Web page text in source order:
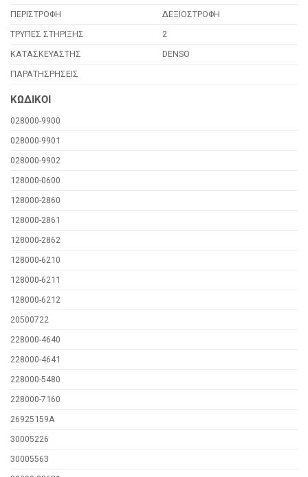
ΠΕΡΙΣΤΡΟΦΗ
ΔΕΞΙΟΣΤΡΟΦΗ
ΤΡΥΠΕΣ ΣΤΗΡΙΞΗΣ
2
ΚΑΤΑΣΚΕΥΑΣΤΗΣ
DENSO
ΠΑΡΑΤΗΣΡΗΣΕΙΣ
ΚΩΔΙΚΟΙ
028000-9900
028000-9901
028000-9902
128000-0600
128000-2860
128000-2861
128000-2862
128000-6210
128000-6211
128000-6212
20500722
228000-4640
228000-4641
228000-5480
228000-7160
26925159A
30005226
30005563